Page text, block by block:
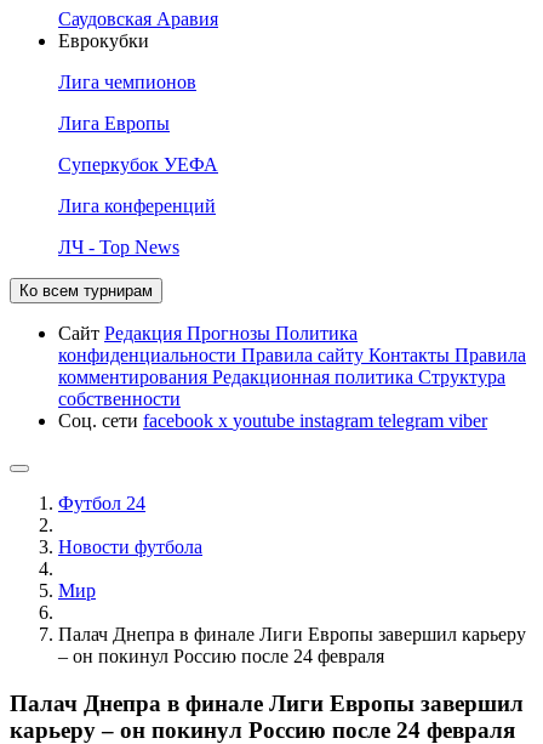
Саудовская Аравия
Еврокубки
Лига чемпионов
Лига Европы
Суперкубок УЕФА
Лига конференций
ЛЧ - Top News
Ко всем турнирам
Сайт Редакция Прогнозы Политика
конфиденциальности Правила сайту Контакты Правила
комментирования Редакционная политика Структура
собственности
Соц. сети facebook x youtube instagram telegram viber
Футбол 24
Новости футбола
Мир
Палач Днепра в финале Лиги Европы завершил карьеру
– он покинул Россию после 24 февраля
Палач Днепра в финале Лиги Европы завершил
карьеру – он покинул Россию после 24 февраля